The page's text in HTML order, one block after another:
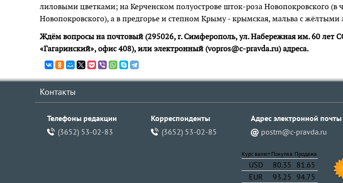
лиловыми цветками; на Керченском полуострове шток-роза Новопокровского (в
Новопокровского), а в предгорье и степном Крыму - крымская, мальва с жёлтыми
Ждём вопросы на почтовый (295026, г. Симферополь, ул. Набережная им. 60 лет
«Гагаринский», офис 408), или электронный (vopros@c-pravda.ru) адреса.
Контакты
Телефоны редакции
(3652) 53-02-83
Корреспонденты
(3652) 53-02-85
Адрес электронной
postm@c-pravda.ru
Курс валют Покупка Продажа
USD 80.35
81.65
EUR
93.25 94.75